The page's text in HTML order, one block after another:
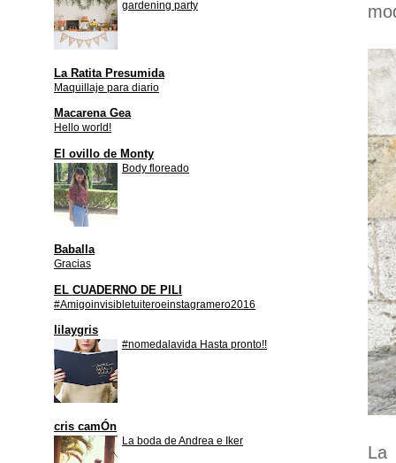
La
gardening party
La Ratita Presumida
Maquillaje para diario
Macarena Gea
Hello world!
El ovillo de Monty
Body floreado
Baballa
Gracias
EL CUADERNO DE PILI
#Amigoinvisibletuiteroeinstagramero2016
lilaygris
#nomedalavida Hasta pronto!!
cris camÓn
La boda de Andrea e Iker